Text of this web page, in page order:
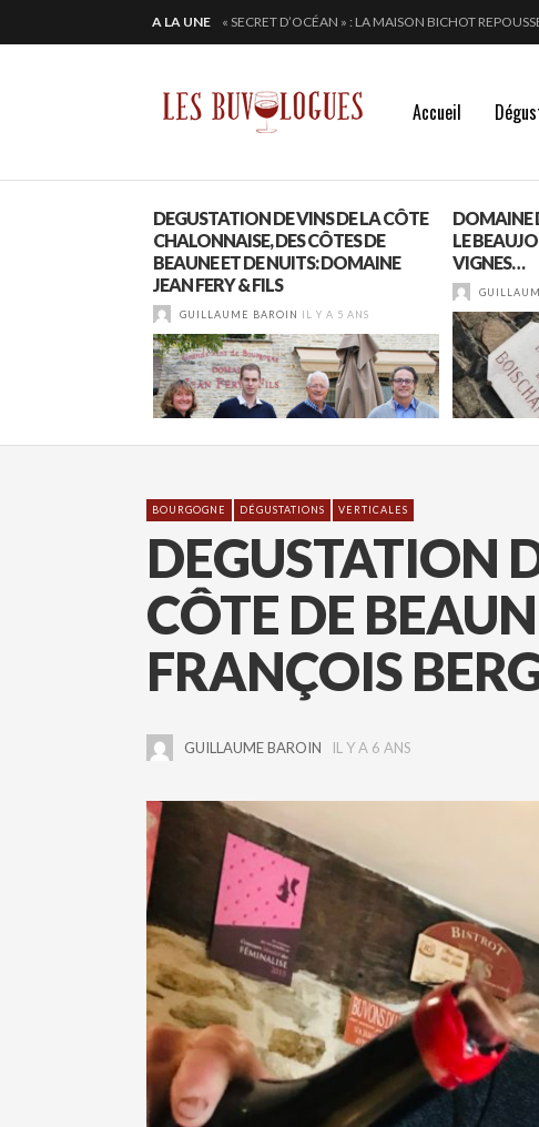
A LA UNE
ALTUGNAC, LE COEUR DE L’AUDE BAT PLUS FORT
CHEZ DOMINIQUE GRUHIER, C’EST BULLE, BLANC,
« SECRET D’OCÉAN » : LA MAISON BICHOT
Accueil
DEGUSTATION DE VINS DE LA CÔTE
CHALONNAISE, DES CÔTES DE
BEAUNE ET DE NUITS: DOMAINE
JEAN FERY & FILS
GUILLAUME BAROIN IL Y A 5 ANS
DOMAINE
LE
VIGNES…
BOURGOGNE DÉGUSTATIONS VERTICALES
DEGUSTATION
CÔTE DE
FRANÇOIS
GUILLAUME BAROIN IL Y A 6 ANS